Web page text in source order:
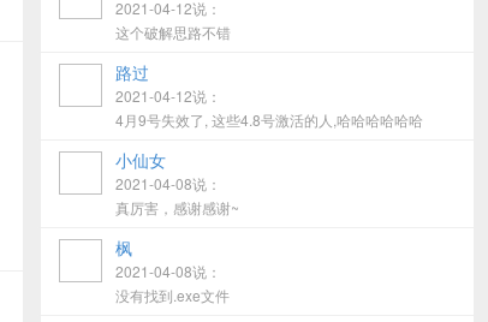
2021-04-12说：
这个破解思路不错
路过
2021-04-12说：
4月9号失效了, 这些4.8号激活的人,哈哈哈哈哈哈
小仙女
2021-04-08说：
真厉害，感谢感谢~
枫
2021-04-08说：
没有找到.exe文件